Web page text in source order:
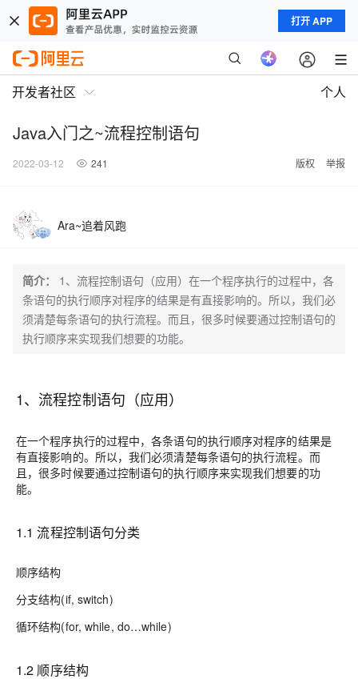
打开 APP
开发者社区 个人
Java入门之~流程控制语句
2022-03-12 241 版权 举报
Ara~追着风跑
简介：
1、流程控制语句（应用）在一个程序执行的过程中，各
条语句的执行顺序对程序的结果是有直接影响的。所以，我们必
须清楚每条语句的执行流程。而且，很多时候要通过控制语句的
执行顺序来实现我们想要的功能。
1、流程控制语句（应用）
在一个程序执行的过程中，各条语句的执行顺序对程序的结果是
有直接影响的。所以，我们必须清楚每条语句的执行流程。而
且，很多时候要通过控制语句的执行顺序来实现我们想要的功
能。
1.1 流程控制语句分类
顺序结构
分支结构(if, switch)
循环结构(for, while, do…while)
1.2 顺序结构